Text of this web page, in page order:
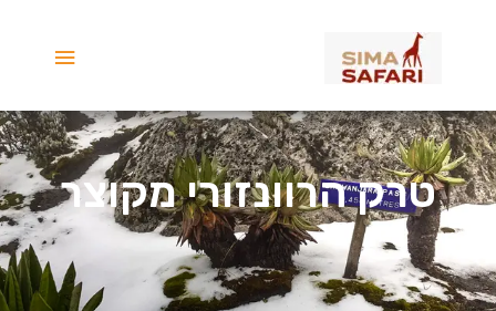
טרק הרוונזורי מקוצר